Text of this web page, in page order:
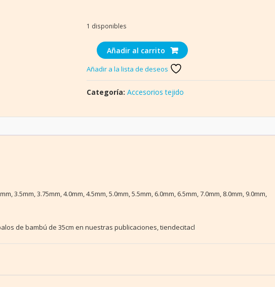
1 disponibles
Pares
Palillos
Bambú
25
Añadir al carrito
Añadir a la lista de deseos
Categoría:Accesorios tejido
3.5mm, 3.75mm, 4.0mm, 4.5mm, 5.0mm, 5.5mm, 6.0mm, 6.5mm, 7.0mm, 8.0mm, 9.0mm,
de bambú de 35cm en nuestras publicaciones, tiendecitacl